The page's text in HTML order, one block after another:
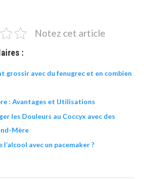
Notez cet article
:
grossir avec du fenugrec et en combien
: Avantages et Utilisations
les Douleurs au Coccyx avec des
Mère
avec un pacemaker ?